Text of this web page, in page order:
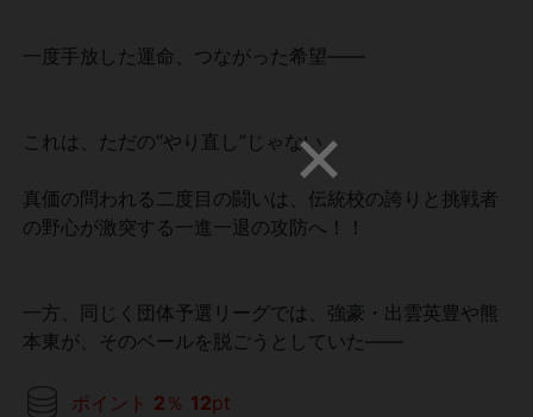
一度手放した運命、つながった希望――
これは、ただの“やり直し”じゃない。
真価の問われる二度目の闘いは、伝統校の誇りと挑戦者
の野心が激突する一進一退の攻防へ！！
一方、同じく団体予選リーグでは、強豪・出雲英豊や熊
本東が、そのベールを脱ごうとしていた――
ポイント 2 ％ 12pt